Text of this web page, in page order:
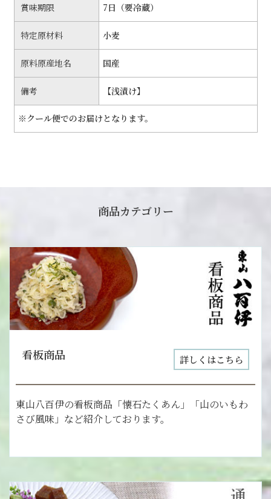
賞味期限 7日（要冷蔵）
特定原材料 小麦
原料原産地名 国産
備考 【浅漬け】
※クール便でのお届けとなります。
商品カテゴリー
看板商品 詳しくはこちら
東山八百伊の看板商品「懐石たくあん」「山のいもわ
さび風味」など紹介しております。